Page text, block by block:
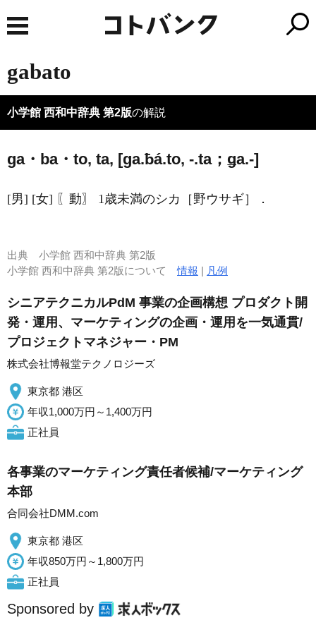
gabato
小学館 西和中辞典 第2版の解説
ga・ba・to, ta, [ɡa.ƀá.to, -.ta；ǥa.-]
[男] [女] 〖動〗 1歳未満のシカ［野ウサギ］．
出典 小学館 西和中辞典 第2版
小学館 西和中辞典 第2版について情報 | 凡例
シニアテクニカルPdM 事業の企画構想 プロダクト開
発・運用、マーケティングの企画・運用を一気通貫/
プロジェクトマネジャー・PM
株式会社博報堂テクノロジーズ
東京都 港区
年収1,000万円～1,400万円
正社員
各事業のマーケティング責任者候補/マーケティング
本部
合同会社DMM.com
東京都 港区
年収850万円～1,800万円
正社員
Sponsored by